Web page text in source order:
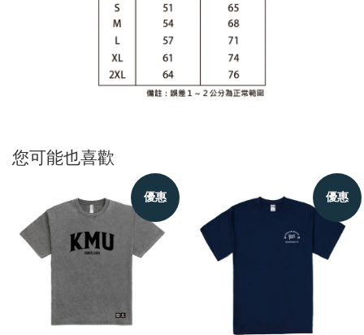
您可能也喜歡
優惠 優惠